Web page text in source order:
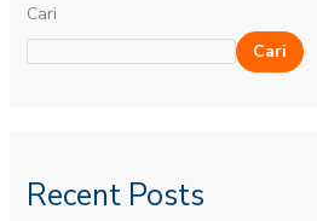
Cari
Cari
Recent Posts